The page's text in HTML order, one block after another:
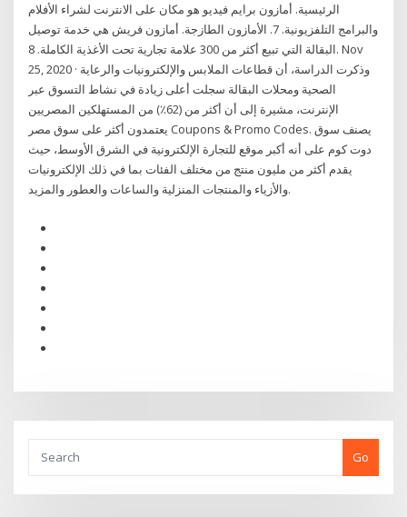
الرئيسية. أمازون برايم فيديو هو مكان على الانترنت لشراء الأفلام
والبرامج التلفزيونية. 7. الأمازون الطازجة. أمازون فريش هي خدمة توصيل
البقالة التي تبيع أكثر من 300 علامة تجارية تحت الأغذية الكاملة. 8. Nov
25, 2020 · وذكرت الدراسة، أن قطاعات الملابس والإلكترونيات والرعاية
الصحية ومحلات البقالة سجلت أعلى زيادة في نشاط التسوق عبر
الإنترنت، مشيرة إلى أن أكثر من (62٪) من المستهلكين المصريين
يعتمدون أكثر على سوق مصر Coupons & Promo Codes. يصنف سوق
دوت كوم على أنه أكبر موقع للتجارة الإلكترونية في الشرق الأوسط، حيث
يقدم أكثر من مليون منتج من مختلف الفئات بما في ذلك الإلكترونيات
والأزياء والمنتجات المنزلية والساعات والعطور والمزيد.
Go